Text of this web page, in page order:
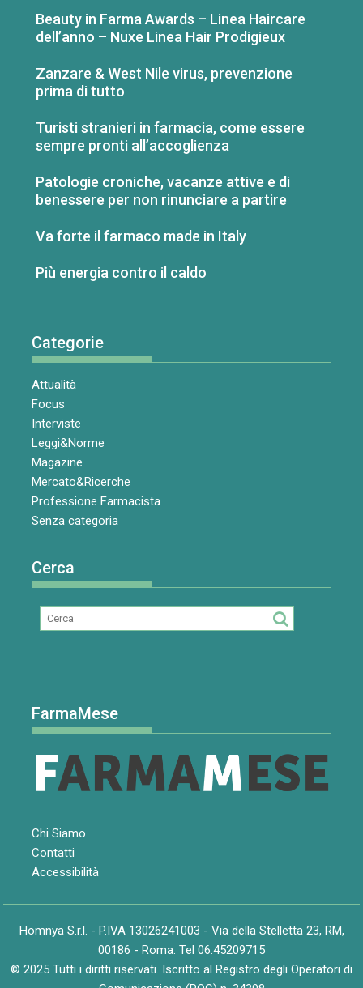
Beauty in Farma Awards – Linea Haircare
dell’anno – Nuxe Linea Hair Prodigieux
Zanzare & West Nile virus, prevenzione
prima di tutto
Turisti stranieri in farmacia, come essere
sempre pronti all’accoglienza
Patologie croniche, vacanze attive e di
benessere per non rinunciare a partire
Va forte il farmaco made in Italy
Più energia contro il caldo
Categorie
Attualità
Focus
Interviste
Leggi&Norme
Magazine
Mercato&Ricerche
Professione Farmacista
Senza categoria
Cerca
FarmaMese
Chi Siamo
Contatti
Accessibilità
Homnya S.r.l. - P.IVA 13026241003 - Via della Stelletta 23, RM,
00186 - Roma. Tel 06.45209715
© 2025 Tutti i diritti riservati. Iscritto al Registro degli Operatori di